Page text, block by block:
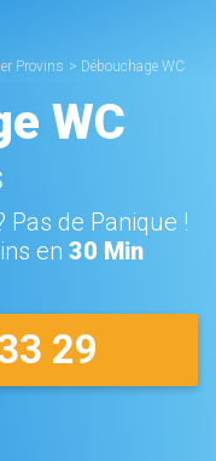
Provins > Débouchage WC
WC
Pas de Panique !
en 30 Min
29